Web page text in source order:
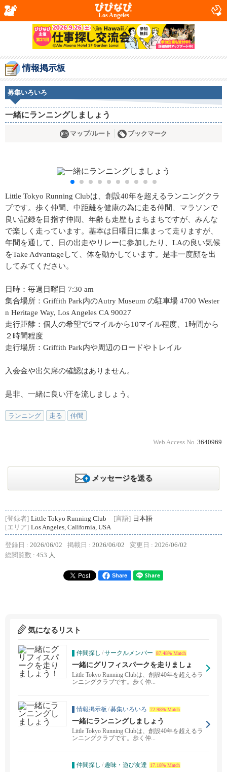
Los Angeles
情報掲示板
募集いろいろ
一緒にランニングしましょう
マップ/ルート ブックマーク
Little Tokyo Running Clubは、創設40年を超えるランニングクラ
ブです。歩く仲間、中距離を健康の為に走る仲間、マラソンで
良い記録を目指す仲間、年齢も走歴もまちまちですが、みんな
で楽しく走っています。基本は日曜日に集まって走りますが、
年間を通して、日の出走やリレーに参加したり、LAの良い気候
をTake Advantageして、体を動かしています。是非一度顔を出
してみてください。
日時：毎週日曜日 7:30 am
集合場所：Griffith Park内のAutry Museum の駐車場 4700 Wester
n Heritage Way, Los Angeles CA 90027
走行距離：個人の希望で5マイルから10マイル程度、1時間から
２時間程度
走行場所：Griffith Park内や周辺のロードやトレイル
入会金や出欠席の確認はありません。
是非、一緒に良い汗を流しましょう。
ランニング 走る 仲間
Web Access No. 3640969
メッセージを送る
[登録者] Little Tokyo Running Club [言語] 日本語
[エリア] Los Angeles, California, USA
登録日 : 2026/06/02 掲載日 : 2026/06/02 変更日 : 2026/06/02
総閲覧数 : 453 人
Share
気になるリスト
仲間探し /サークルメンバー 87.48% Match
一緒にグリフィスパークを走りましょ
う！
Little Tokyo Running Clubは、創設40年を超えるラ
ンニングクラブです。歩く仲...
情報掲示板 /募集いろいろ 72.98% Match
一緒にランニングしましょう
Little Tokyo Running Clubは、創設40年を超えるラ
ンニングクラブです。歩く仲...
仲間探し / 趣味・遊び友達 17.18% Match